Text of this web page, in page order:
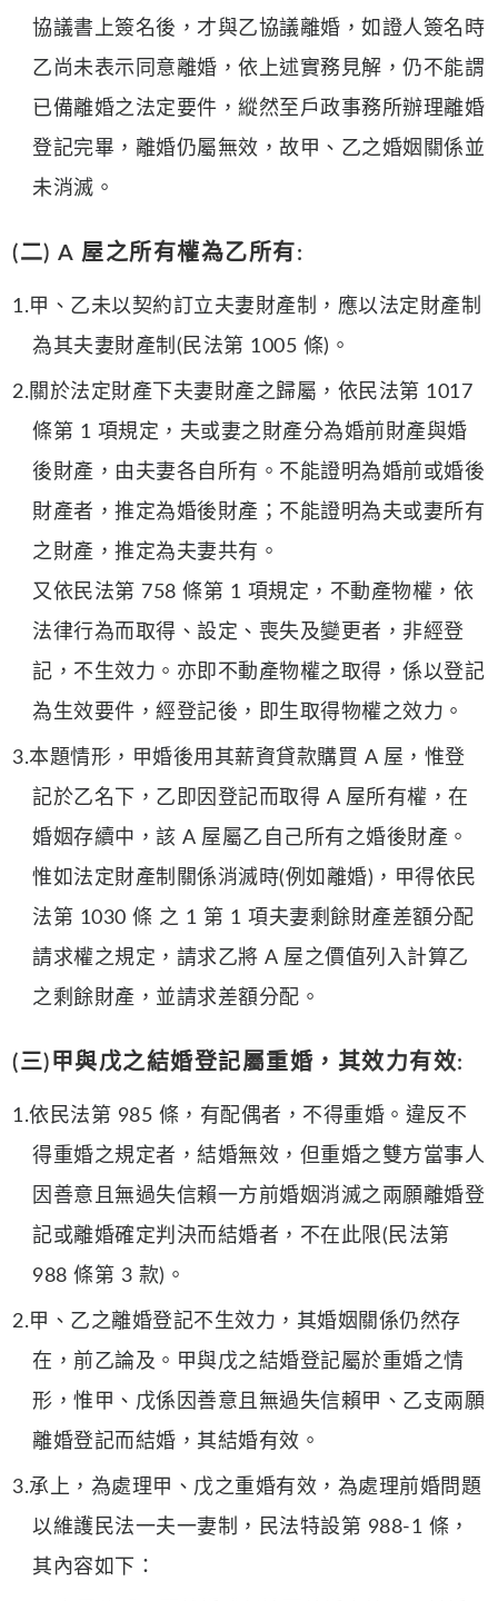
協議書上簽名後，才與乙協議離婚，如證人簽名時
乙尚未表示同意離婚，依上述實務見解，仍不能謂
已備離婚之法定要件，縱然至戶政事務所辦理離婚
登記完畢，離婚仍屬無效，故甲、乙之婚姻關係並
未消滅。
(二) A 屋之所有權為乙所有:
1.甲、乙未以契約訂立夫妻財產制，應以法定財產制
為其夫妻財產制(民法第 1005 條)。
2.關於法定財產下夫妻財產之歸屬，依民法第 1017
條第 1 項規定，夫或妻之財產分為婚前財產與婚
後財產，由夫妻各自所有。不能證明為婚前或婚後
財產者，推定為婚後財產；不能證明為夫或妻所有
之財產，推定為夫妻共有。
又依民法第 758 條第 1 項規定，不動產物權，依
法律行為而取得、設定、喪失及變更者，非經登
記，不生效力。亦即不動產物權之取得，係以登記
為生效要件，經登記後，即生取得物權之效力。
3.本題情形，甲婚後用其薪資貸款購買 A 屋，惟登
記於乙名下，乙即因登記而取得 A 屋所有權，在
婚姻存續中，該 A 屋屬乙自己所有之婚後財產。
惟如法定財產制關係消滅時(例如離婚)，甲得依民
法第 1030 條 之 1 第 1 項夫妻剩餘財產差額分配
請求權之規定，請求乙將 A 屋之價值列入計算乙
之剩餘財產，並請求差額分配。
(三)甲與戊之結婚登記屬重婚，其效力有效:
1.依民法第 985 條，有配偶者，不得重婚。違反不
得重婚之規定者，結婚無效，但重婚之雙方當事人
因善意且無過失信賴一方前婚姻消滅之兩願離婚登
記或離婚確定判決而結婚者，不在此限(民法第
988 條第 3 款)。
2.甲、乙之離婚登記不生效力，其婚姻關係仍然存
在，前乙論及。甲與戊之結婚登記屬於重婚之情
形，惟甲、戊係因善意且無過失信賴甲、乙支兩願
離婚登記而結婚，其結婚有效。
3.承上，為處理甲、戊之重婚有效，為處理前婚問題
以維護民法一夫一妻制，民法特設第 988-1 條，
其內容如下：